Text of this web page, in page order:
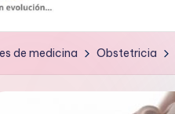
de medicina Obstetricia